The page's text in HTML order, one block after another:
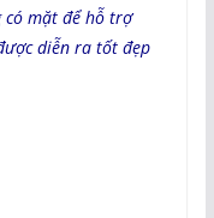
có mặt để hỗ trợ
diễn ra tốt đẹp